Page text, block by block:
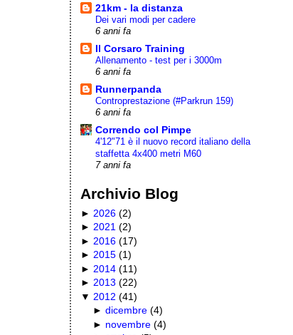
21km - la distanza
Dei vari modi per cadere
6 anni fa
Il Corsaro Training
Allenamento - test per i 3000m
6 anni fa
Runnerpanda
Controprestazione (#Parkrun 159)
6 anni fa
Correndo col Pimpe
4'12"71 è il nuovo record italiano della
staffetta 4x400 metri M60
7 anni fa
Archivio Blog
► 2026 (2)
►2021 (2)
► 2016 (17)
►2015 (1)
► 2014 (11)
►2013 (22)
▼ 2012 (41)
►dicembre (4)
► novembre (4)